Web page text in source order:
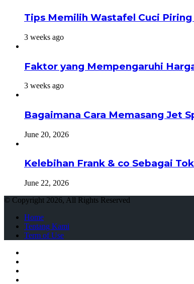
Tips Memilih Wastafel Cuci
3 weeks ago
Faktor yang Mempengaruhi
3 weeks ago
Bagaimana Cara Memasang Jet
June 20, 2026
Kelebihan Frank & co Sebagai
June 22, 2026
© Copyright 2026, All Rights Reserved
Home
Tentang Kami
Term of Use
Facebook
Twitter
WhatsApp
Telegram
Close